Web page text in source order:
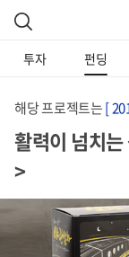
투자 펀딩
해당 프로젝트는[
활력이 넘치
>